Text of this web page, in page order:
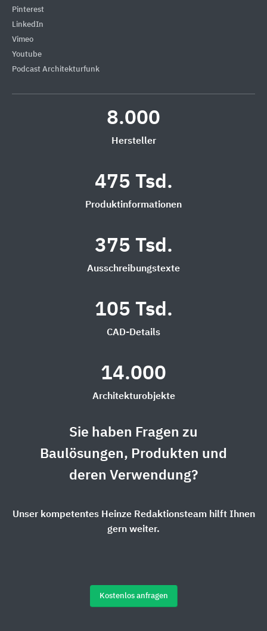
Pinterest
LinkedIn
Vimeo
Youtube
Podcast Architekturfunk
8.000
Hersteller
475 Tsd.
Produktinformationen
375 Tsd.
Ausschreibungstexte
105 Tsd.
CAD-Details
14.000
Architekturobjekte
Sie haben Fragen zu
Baulösungen, Produkten und
deren Verwendung?
Unser kompetentes Heinze Redaktionsteam hilft Ihnen
gern weiter.
Kostenlos anfragen